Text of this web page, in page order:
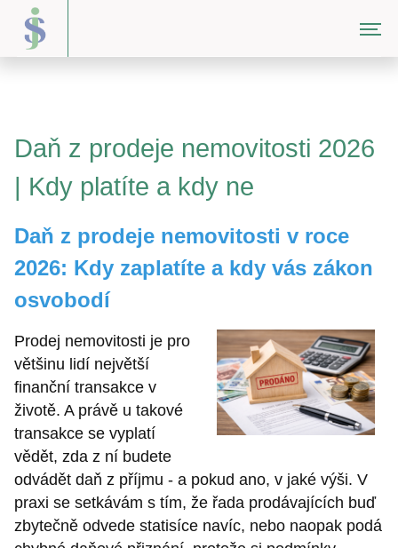
Daň z prodeje nemovitosti 2026
| Kdy platíte a kdy ne
Daň z prodeje nemovitosti v roce
2026: Kdy zaplatíte a kdy vás zákon
osvobodí
Prodej nemovitosti je pro
většinu lidí největší
finanční transakce v
životě. A právě u takové
transakce se vyplatí
vědět, zda z ní budete
odvádět daň z příjmu - a pokud ano, v jaké výši. V
praxi se setkávám s tím, že řada prodávajících buď
zbytečně odvede statisíce navíc, nebo naopak podá